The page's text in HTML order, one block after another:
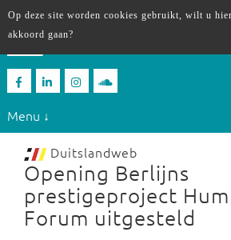
Menu ↓
Duitslandweb
Opening Berlijns
prestigeproject
Forum uitgesteld
Op deze site worden cookies gebruikt, wilt u
akkoord gaan?